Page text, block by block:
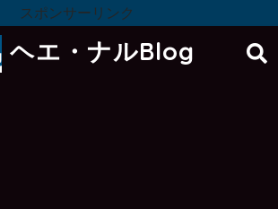
スポンサーリンク
ヘエ・ナルBlog